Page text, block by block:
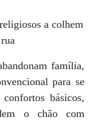
a colhem
família,
para se
básicos,
o chão com